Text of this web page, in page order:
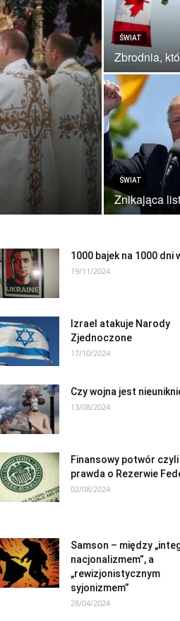
ŚWIAT
Zbrodnia,
ŚWIAT
Znikająca
1000 bajek na 1000 dni
19/11/2024
Izrael atakuje Narody
Zjednoczone
17/10/2024
Czy wojna jest
13/08/2024
Finansowy potwór czyli
prawda o Rezerwie
02/08/2024
Samson – między
nacjonalizmem”, a
„rewizjonistycznym
syjonizmem”
28/04/2024